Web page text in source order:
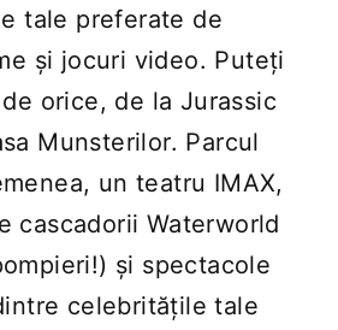
tale preferate de
și jocuri video. Puteți
orice, de la Jurassic
Munsterilor. Parcul
un teatru IMAX,
cascadorii Waterworld
și spectacole
celebritățile tale